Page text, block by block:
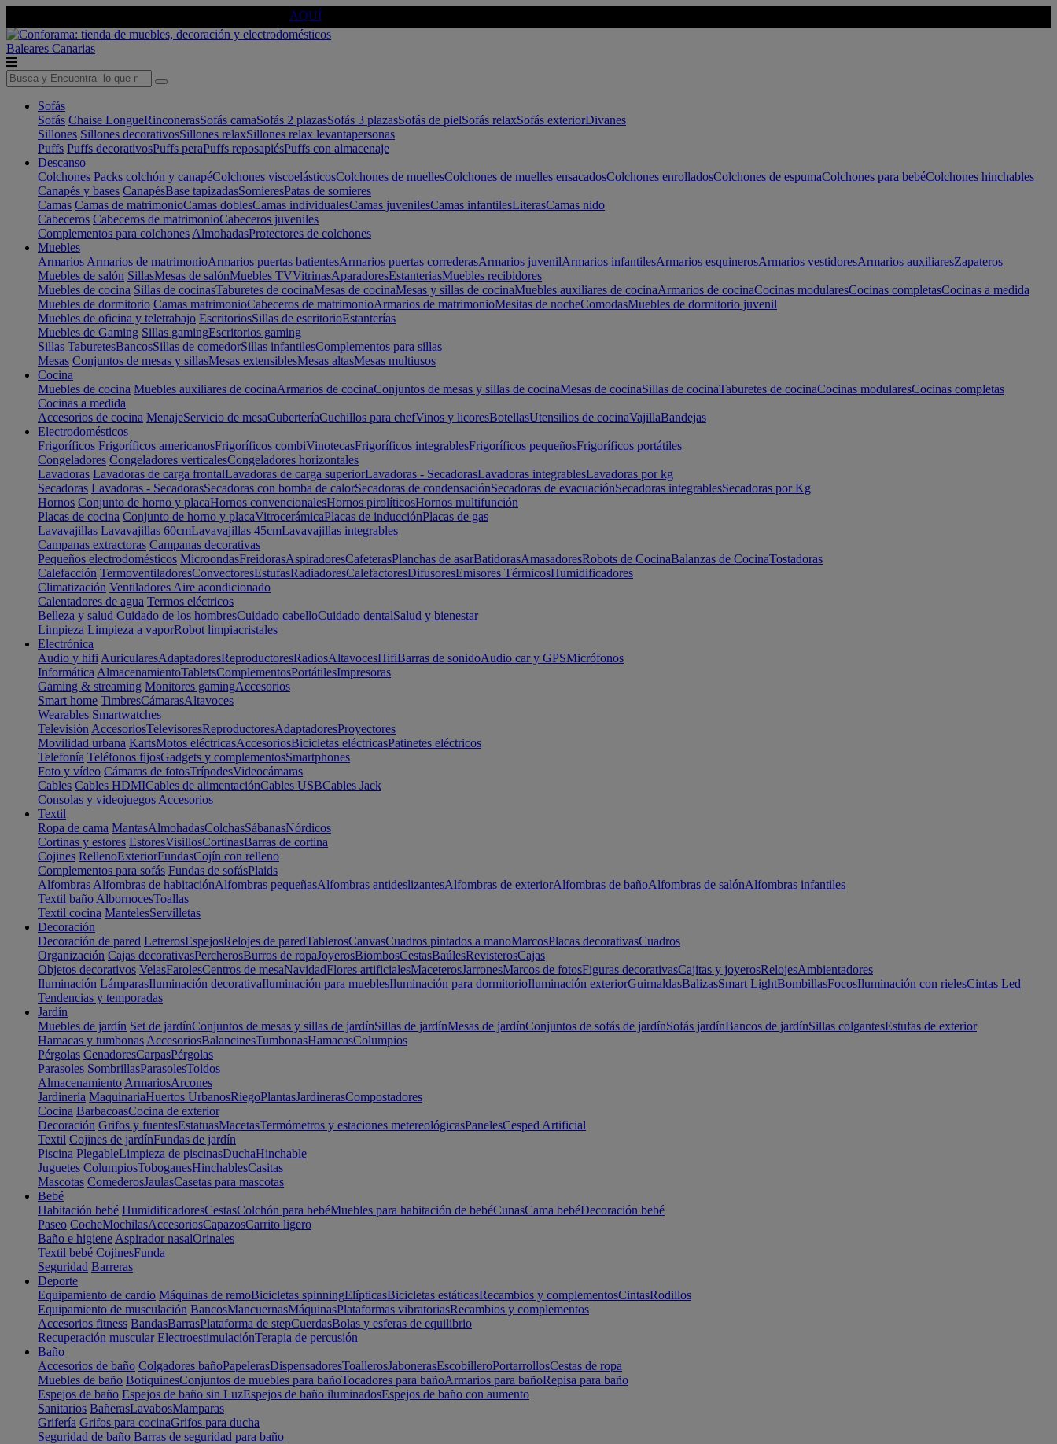
AQUÍ
Baleares Canarias
Sofás
Sofás Chaise LongueRinconerasSofás camaSofás 2 plazasSofás 3 plazasSofás de pielSofás relaxSofás exteriorDivanes
Sillones Sillones decorativosSillones relaxSillones relax levantapersonas
Puffs Puffs decorativosPuffs peraPuffs reposapiésPuffs con almacenaje
Descanso
Colchones Packs colchón y canapéColchones viscoelásticosColchones de muellesColchones de muelles ensacadosColchones enrolladosColchones de espumaColchones para bebéColchones hinchables
Canapés y bases CanapésBase tapizadasSomieresPatas de somieres
Camas Camas de matrimonioCamas doblesCamas individualesCamas juvenilesCamas infantilesLiterasCamas nido
Cabeceros Cabeceros de matrimonioCabeceros juveniles
Complementos para colchones AlmohadasProtectores de colchones
Muebles
Armarios Armarios de matrimonioArmarios puertas batientesArmarios puertas correderasArmarios juvenilArmarios infantilesArmarios esquinerosArmarios vestidoresArmarios auxiliaresZapateros
Muebles de salón SillasMesas de salónMuebles TVVitrinasAparadoresEstanteriasMuebles recibidores
Muebles de cocina Sillas de cocinasTaburetes de cocinaMesas de cocinaMesas y sillas de cocinaMuebles auxiliares de cocinaArmarios de cocinaCocinas modularesCocinas completasCocinas a medida
Muebles de dormitorio Camas matrimonioCabeceros de matrimonioArmarios de matrimonioMesitas de nocheComodasMuebles de dormitorio juvenil
Muebles de oficina y teletrabajo EscritoriosSillas de escritorioEstanterías
Muebles de Gaming Sillas gamingEscritorios gaming
Sillas TaburetesBancosSillas de comedorSillas infantilesComplementos para sillas
Mesas Conjuntos de mesas y sillasMesas extensiblesMesas altasMesas multiusos
Cocina
Muebles de cocina Muebles auxiliares de cocinaArmarios de cocinaConjuntos de mesas y sillas de cocinaMesas de cocinaSillas de cocinaTaburetes de cocinaCocinas modularesCocinas completas
Cocinas a medida
Accesorios de cocina MenajeServicio de mesaCuberteríaCuchillos para chefVinos y licoresBotellasUtensilios de cocinaVajillaBandejas
Electrodomésticos
Frigoríficos Frigoríficos americanosFrigoríficos combiVinotecasFrigoríficos integrablesFrigoríficos pequeñosFrigoríficos portátiles
Congeladores Congeladores verticalesCongeladores horizontales
Lavadoras Lavadoras de carga frontalLavadoras de carga superiorLavadoras - SecadorasLavadoras integrablesLavadoras por kg
Secadoras Lavadoras - SecadorasSecadoras con bomba de calorSecadoras de condensaciónSecadoras de evacuaciónSecadoras integrablesSecadoras por Kg
Hornos Conjunto de horno y placaHornos convencionalesHornos pirolíticosHornos multifunción
Placas de cocina Conjunto de horno y placaVitrocerámicaPlacas de inducciónPlacas de gas
Lavavajillas Lavavajillas 60cmLavavajillas 45cmLavavajillas integrables
Campanas extractoras Campanas decorativas
Pequeños electrodomésticos MicroondasFreidorasAspiradoresCafeterasPlanchas de asarBatidorasAmasadoresRobots de CocinaBalanzas de CocinaTostadoras
Calefacción TermoventiladoresConvectoresEstufasRadiadoresCalefactoresDifusoresEmisores TérmicosHumidificadores
Climatización Ventiladores Aire acondicionado
Calentadores de agua Termos eléctricos
Belleza y salud Cuidado de los hombresCuidado cabelloCuidado dentalSalud y bienestar
Limpieza Limpieza a vaporRobot limpiacristales
Electrónica
Audio y hifi AuricularesAdaptadoresReproductoresRadiosAltavocesHifiBarras de sonidoAudio car y GPSMicrófonos
Informática AlmacenamientoTabletsComplementosPortátilesImpresoras
Gaming & streaming Monitores gamingAccesorios
Smart home TimbresCámarasAltavoces
Wearables Smartwatches
Televisión AccesoriosTelevisoresReproductoresAdaptadoresProyectores
Movilidad urbana KartsMotos eléctricasAccesoriosBicicletas eléctricasPatinetes eléctricos
Telefonía Teléfonos fijosGadgets y complementosSmartphones
Foto y vídeo Cámaras de fotosTrípodesVideocámaras
Cables Cables HDMICables de alimentaciónCables USBCables Jack
Consolas y videojuegos Accesorios
Textil
Ropa de cama MantasAlmohadasColchasSábanasNórdicos
Cortinas y estores EstoresVisillosCortinasBarras de cortina
Cojines RellenoExteriorFundasCojín con relleno
Complementos para sofás Fundas de sofásPlaids
Alfombras Alfombras de habitaciónAlfombras pequeñasAlfombras antideslizantesAlfombras de exteriorAlfombras de bañoAlfombras de salónAlfombras infantiles
Textil baño AlbornocesToallas
Textil cocina MantelesServilletas
Decoración
Decoración de pared LetrerosEspejosRelojes de paredTablerosCanvasCuadros pintados a manoMarcosPlacas decorativasCuadros
Organización Cajas decorativasPercherosBurros de ropaJoyerosBiombosCestasBaúlesRevisterosCajas
Objetos decorativos VelasFarolesCentros de mesaNavidadFlores artificialesMaceterosJarronesMarcos de fotosFiguras decorativasCajitas y joyerosRelojesAmbientadores
Iluminación LámparasIluminación decorativaIluminación para mueblesIluminación para dormitorioIluminación exteriorGuirnaldasBalizasSmart LightBombillasFocosIluminación con rielesCintas Led
Tendencias y temporadas
Jardín
Muebles de jardín Set de jardínConjuntos de mesas y sillas de jardínSillas de jardínMesas de jardínConjuntos de sofás de jardínSofás jardínBancos de jardínSillas colgantesEstufas de exterior
Hamacas y tumbonas AccesoriosBalancinesTumbonasHamacasColumpios
Pérgolas CenadoresCarpasPérgolas
Parasoles SombrillasParasolesToldos
Almacenamiento ArmariosArcones
Jardinería MaquinariaHuertos UrbanosRiegoPlantasJardinerasCompostadores
Cocina BarbacoasCocina de exterior
Decoración Grifos y fuentesEstatuasMacetasTermómetros y estaciones metereológicasPanelesCesped Artificial
Textil Cojines de jardínFundas de jardín
Piscina PlegableLimpieza de piscinasDuchaHinchable
Juguetes ColumpiosToboganesHinchablesCasitas
Mascotas ComederosJaulasCasetas para mascotas
Bebé
Habitación bebé HumidificadoresCestasColchón para bebéMuebles para habitación de bebéCunasCama bebéDecoración bebé
Paseo CocheMochilasAccesoriosCapazosCarrito ligero
Baño e higiene Aspirador nasalOrinales
Textil bebé CojinesFunda
Seguridad Barreras
Deporte
Equipamiento de cardio Máquinas de remoBicicletas spinningElípticasBicicletas estáticasRecambios y complementosCintasRodillos
Equipamiento de musculación BancosMancuernasMáquinasPlataformas vibratoriasRecambios y complementos
Accesorios fitness BandasBarrasPlataforma de stepCuerdasBolas y esferas de equilibrio
Recuperación muscular ElectroestimulaciónTerapia de percusión
Baño
Accesorios de baño Colgadores bañoPapelerasDispensadoresToallerosJabonerasEscobilleroPortarrollosCestas de ropa
Muebles de baño BotiquinesConjuntos de muebles para bañoTocadores para bañoArmarios para bañoRepisa para baño
Espejos de baño Espejos de baño sin LuzEspejos de baño iluminadosEspejos de baño con aumento
Sanitarios BañerasLavabosMamparas
Grifería Grifos para cocinaGrifos para ducha
Seguridad de baño Barras de seguridad para baño